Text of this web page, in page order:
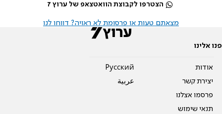
הצטרפו לקבוצת הוואטצאפ של ערוץ 7
מצאתם טעות או פרסומת לא ראויה? דווחו לנו
פנו אלינו
אודות
יצירת קשר
פרסמו אצלנו
תנאי שימוש
Pусский
عربية